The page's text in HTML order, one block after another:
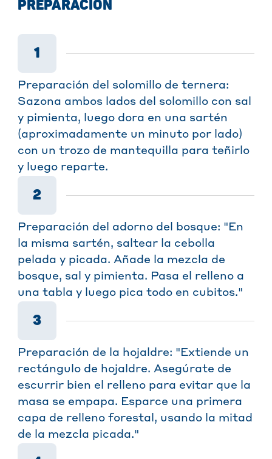
PREPARACIÓN
1
Preparación del solomillo de ternera:
Sazona ambos lados del solomillo con sal
y pimienta, luego dora en una sartén
(aproximadamente un minuto por lado)
con un trozo de mantequilla para teñirlo
y luego reparte.
2
Preparación del adorno del bosque: "En
la misma sartén, saltear la cebolla
pelada y picada. Añade la mezcla de
bosque, sal y pimienta. Pasa el relleno a
una tabla y luego pica todo en cubitos."
3
Preparación de la hojaldre: "Extiende un
rectángulo de hojaldre. Asegúrate de
escurrir bien el relleno para evitar que la
masa se empapa. Esparce una primera
capa de relleno forestal, usando la mitad
de la mezcla picada."